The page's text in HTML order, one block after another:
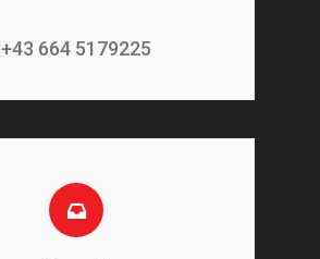
+43 664 5179225